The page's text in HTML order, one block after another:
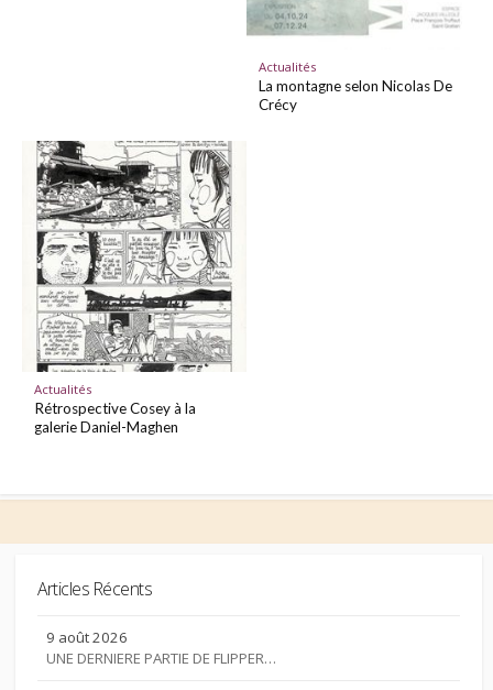
Actualités
La montagne selon Nicolas De
Crécy
Actualités
Rétrospective Cosey à la
galerie Daniel-Maghen
Articles Récents
9 août 2026
UNE DERNIERE PARTIE DE FLIPPER…